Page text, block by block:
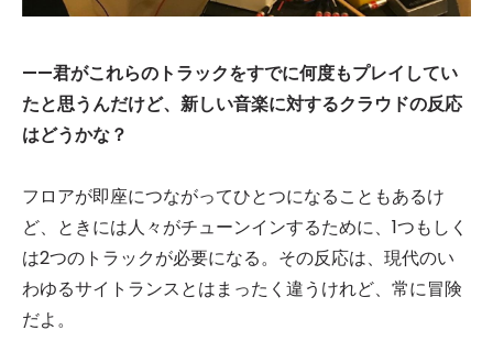
——君がこれらのトラックをすでに何度もプレイしてい
たと思うんだけど、新しい音楽に対するクラウドの反応
はどうかな？
フロアが即座につながってひとつになることもあるけ
ど、ときには人々がチューンインするために、1つもしく
は2つのトラックが必要になる。その反応は、現代のい
わゆるサイトランスとはまったく違うけれど、常に冒険
だよ。